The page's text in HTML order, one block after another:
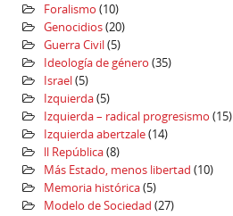
Foralismo (10)
Genocidios(20)
Guerra Civil(5)
Ideología de género (35)
Israel(5)
Izquierda(5)
Izquierda – radical progresismo (15)
Izquierda abertzale(14)
ll República(8)
Más Estado, menos libertad (10)
Memoria histórica(5)
Modelo de Sociedad (27)